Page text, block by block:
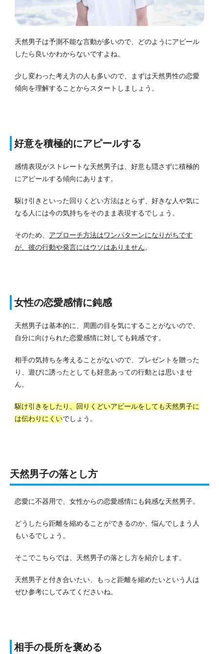
天然男子は予測不能な言動が多いので、どのようにアピール
したら良いかわからないですよね。
少し変わった考え方の人も多いので、まずは天然男性の恋愛
傾向を理解することからスタートしましょう。
好意を積極的にアピールする
感情表現がストレートな天然男子は、好意も隠さずに積極的
にアピールする傾向にあります。
駆け引きといった回りくどい方法はとらず、好きな人や気に
なる人には今の気持ちをそのまま表現するでしょう。
そのため、 アプローチ方法はワンパターンになりがちです
が、彼の行動や発言にはウソはありません。
女性の恋愛感情に鈍感
天然男子は基本的に、周囲の目を気にすることがないので、
自分に向けられた恋愛感情に対しても鈍感です。
相手の気持ちを考えることがないので、プレゼントを贈った
り、遊びに誘ったとしても好意あっての行動とは思いませ
ん。
駆け引きをしたり、回りくどいアピールをしても天然男子に
は伝わりにくいでしょう。
天然男子の落とし方
恋愛に不器用で、女性からの恋愛感情にも鈍感な天然男子。
どうしたら距離を縮めることができるのか、悩んでしまう人
もいるでしょう。
そこでこちらでは、天然男子の落とし方を紹介します。
天然男子と付き合いたい、もっと距離を縮めたいという人は
ぜひ参考にしてみてくださいね。
相手の長所を褒める